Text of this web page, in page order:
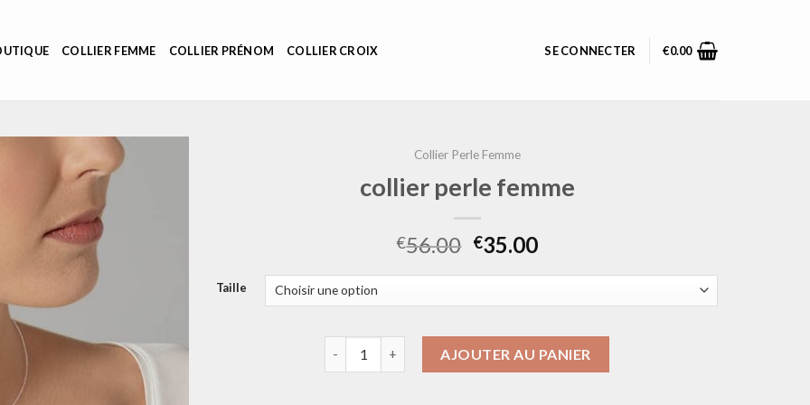
COLLIER FEMME COLLIER PRÉNOM COLLIER CROIX SE CONNECTER €0.00
Collier Perle Femme
collier perle femme
€56.00 €35.00
Taille
AJOUTER AU PANIER